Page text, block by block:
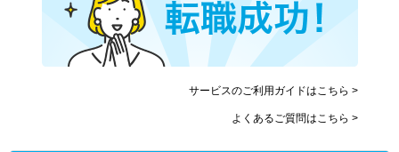
サービスのご利用ガイドはこちら >
よくあるご質問はこちら >